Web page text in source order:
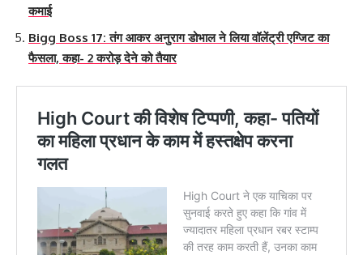
कमाई
Bigg Boss 17: तंग आकर अनुराग डोभाल ने लिया वॉलेंट्री एग्जिट का
फैसला, कहा- 2 करोड़ देने को तैयार